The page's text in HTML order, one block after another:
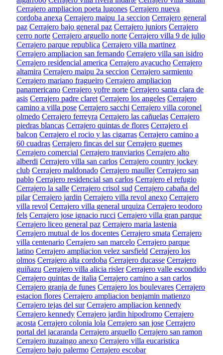
Cerrajero ampliacion poeta lugones Cerrajero nueva
cordoba anexa Cerrajero maipu 1a seccion Cerrajero general
paz Cerrajero bajo general paz Cerrajero juniors Cerrajero
cerro norte Cerrajero arguello norte Cerrajero villa 9 de julio
Cerrajero parque republica Cerrajero villa martinez
Cerrajero ampliacion san fernando Cerrajero villa san isidro
Cerrajero residencial america Cerrajero ayacucho Cerrajero
altamira Cerrajero maipu 2a seccion Cerrajero sarmiento
Cerrajero mariano fragueiro Cerrajero ampliacion
panamericano Cerrajero yofre norte Cerrajero santa clara de
asis Cerrajero padre claret Cerrajero los angeles Cerrajero
camino a villa pose Cerrajero sacchi Cerrajero villa coronel
olmedo Cerrajero ferreyra Cerrajero las cañuelas Cerrajero
piedras blancas Cerrajero quintas de flores Cerrajero el
balcon Cerrajero el rocio y las cigarras Cerrajero camino a
60 cuadras Cerrajero fincas del sur Cerrajero guemes
Cerrajero comercial Cerrajero tranviarios Cerrajero alto
alberdi Cerrajero villa san carlos Cerrajero country jockey
club Cerrajero maldonado Cerrajero mauller Cerrajero san
pablo Cerrajero residencial san carlos Cerrajero el refugio
Cerrajero la salle Cerrajero crisol sud Cerrajero cabaña del
pilar Cerrajero jardin Cerrajero villa revol anexo Cerrajero
villa revol Cerrajero villa general urquiza Cerrajero teodoro
fels Cerrajero jose ignacio rucci Cerrajero villa gran parque
Cerrajero liceo general paz Cerrajero maria lastenia
Cerrajero mutual de los docentes Cerrajero smata Cerrajero
villa centenario Cerrajero san marcelo Cerrajero parque
latino Cerrajero ampliacion velez sarsfield Cerrajero los
olmos Cerrajero alta cordoba Cerrajero ducasse Cerrajero
guiñazu Cerrajero villa alicia risler Cerrajero valle escondido
Cerrajero quintas de italia Cerrajero camino a san carlos
Cerrajero granja de funes Cerrajero los boulevares Cerrajero
estacion flores Cerrajero ampliacion benjamin matienzo
Cerrajero tejas del sur Cerrajero ampliacion kennedy
Cerrajero kennedy Cerrajero jardin hipodromo Cerrajero
acosta Cerrajero colonia lola Cerrajero san jose Cerrajero
portal del jacaranda Cerrajero arguello Cerrajero san ramon
Cerrajero ituzaingo anexo Cerrajero villa eucaristica
Cerrajero bajo palermo Cerrajero escobar